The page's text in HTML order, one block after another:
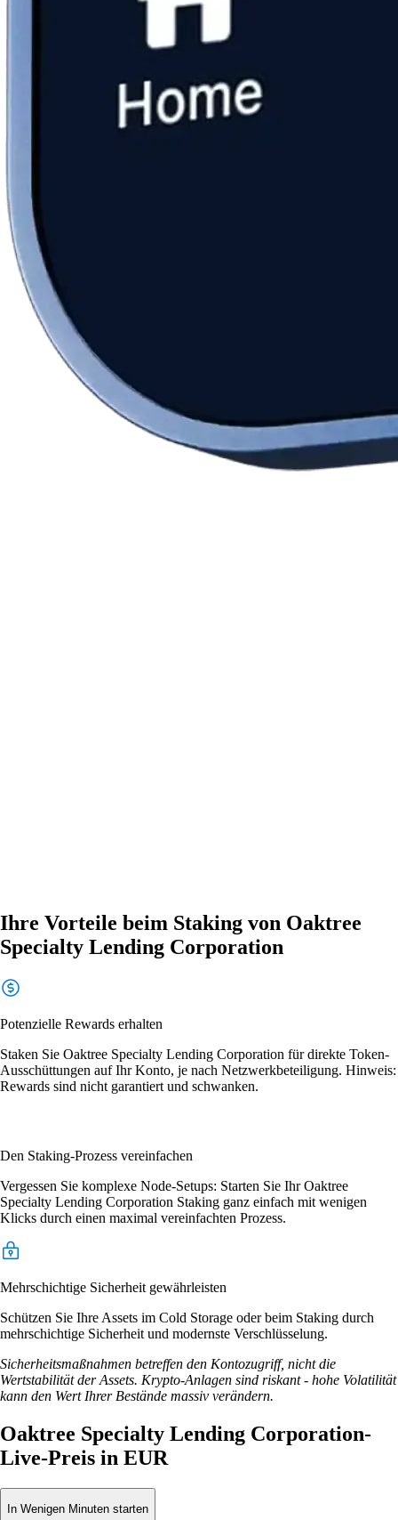
Ihre Vorteile beim Staking von Oaktree
Specialty Lending Corporation
Potenzielle Rewards erhalten
Staken Sie Oaktree Specialty Lending Corporation für direkte Token-
Ausschüttungen auf Ihr Konto, je nach Netzwerkbeteiligung. Hinweis:
Rewards sind nicht garantiert und schwanken.
Den Staking-Prozess vereinfachen
Vergessen Sie komplexe Node-Setups: Starten Sie Ihr Oaktree
Specialty Lending Corporation Staking ganz einfach mit wenigen
Klicks durch einen maximal vereinfachten Prozess.
Mehrschichtige Sicherheit gewährleisten
Schützen Sie Ihre Assets im Cold Storage oder beim Staking durch
mehrschichtige Sicherheit und modernste Verschlüsselung.
Sicherheitsmaßnahmen betreffen den Kontozugriff, nicht die
Wertstabilität der Assets. Krypto-Anlagen sind riskant - hohe Volatilität
kann den Wert Ihrer Bestände massiv verändern.
Oaktree Specialty Lending Corporation-
Live-Preis in EUR
In Wenigen Minuten starten